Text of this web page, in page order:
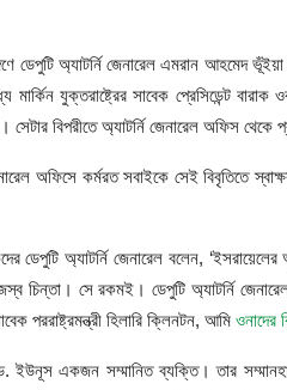
ডেপুটি অ্যাটর্নি জেনারেল এমরান আহমেদ
মার্কিন যুক্তরাষ্ট্রের সাবেক প্রেসিডেন্ট
বিপরীতে অ্যাটর্নি জেনারেল অফিস থেকে
অফিসে কর্মরত সবাইকে সেই বিবৃতিতে
ডেপুটি অ্যাটর্নি জেনারেল বলেন,
চিন্তা। সে রকমই। ডেপুটি অ্যাটর্নি
পররাষ্ট্রমন্ত্রী হিলারি ক্লিনটন, আমি ওনাদের
একজন সম্মানিত ব্যক্তি। তার